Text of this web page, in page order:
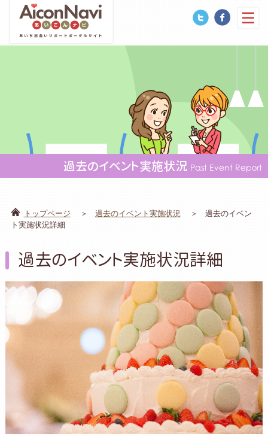
過去のイベント実施状況 Past Event Report
トップページ 過去のイベント実施状況
過去のイベン
ト実施状況詳細
過去のイベント実施状況詳細